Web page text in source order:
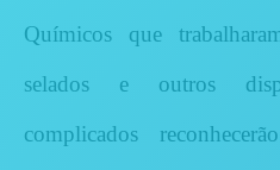
Químicos que
selados e outros
complicados